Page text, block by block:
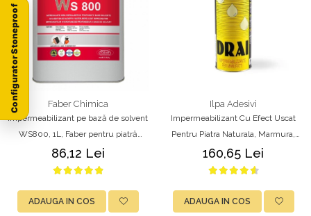
Faber Chimica
Impermeabilizant pe bază de solvent
WS800, 1L, Faber pentru piatră
naturală, marmură, granit, travertin și
beton
86,12 Lei
ADAUGA IN COS
Ilpa Adesivi
Impermeabilizant Cu Efect Uscat
Pentru Piatra Naturala, Marmura,
Granit, Travertin, Caramida si Beton –
Ilpa DRAI 1L
160,65 Lei
ADAUGA IN COS
Configurator Stoneproof